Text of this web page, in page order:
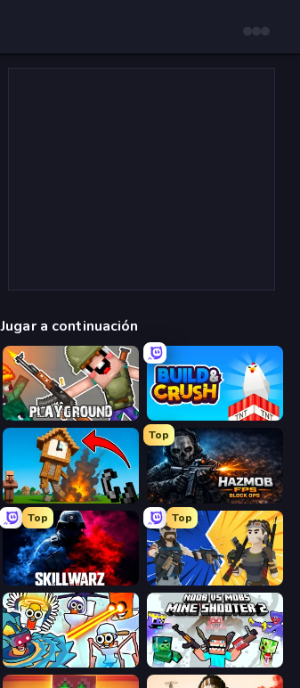
Jugar a continuación
Playground Build and Crush
Noob Fuse
Top
Hazmob FPS: Online Shooter
Top
SkillWarz
Top
BuildNow GG
Toilets Worms Shooter Mine Shooter 2: Noob vs Mobs